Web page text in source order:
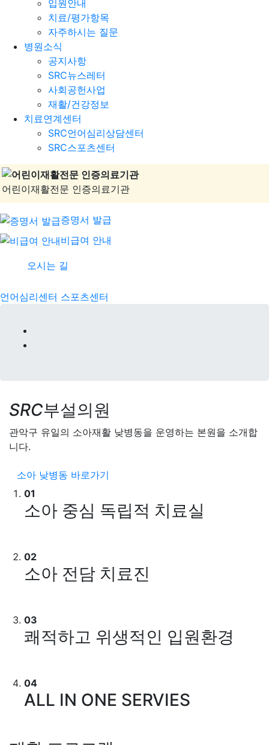
입원안내
치료/평가항목
자주하시는 질문
병원소식
공지사항
SRC뉴스레터
사회공헌사업
재활/건강정보
치료연계센터
SRC언어심리상담센터
SRC스포츠센터
어린이재활전문 인증의료기관
증명서 발급
비급여 안내
오시는 길
언어심리센터 스포츠센터
SRC부설의원
관악구 유일의 소아재활 낮병동을 운영하는 본원을 소개합
니다.
소아 낮병동 바로가기
01
소아 중심 독립적 치료실
02
소아 전담 치료진
03
쾌적하고 위생적인 입원환경
04
ALL IN ONE SERVIES